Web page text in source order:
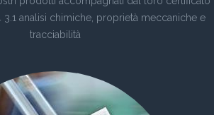
3.1 analisi chimiche, proprietà meccaniche e
tracciabilità